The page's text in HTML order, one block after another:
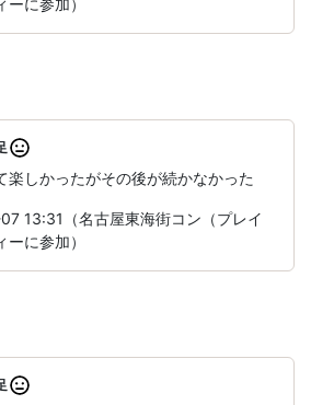
に参加）
楽しかったがその後が続かなかった
13:31（名古屋東海街コン（プレイ
に参加）